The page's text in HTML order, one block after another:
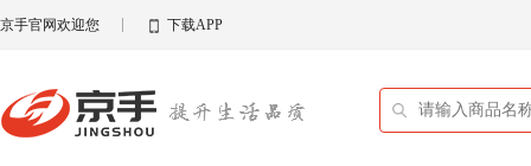
京手官网欢迎您 下载APP